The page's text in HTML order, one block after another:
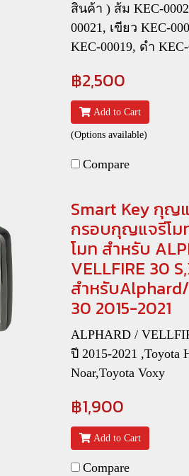
สินค้า ) ส้ม KEC-
00021, เขียว KEC-
KEC-00019, ดำ
฿2,500
Add to Cart
(Options available)
Compare
Smart Key กุญ
กรอบกุญแจรีโม
โมท สำหรับ
VELLFIRE 30
สำหรับ
30 2015-2021
ALPHARD /
ปี 2015-2021 ,Toyota
Noar,Toyota Voxy
฿1,900
Add to Cart
Compare